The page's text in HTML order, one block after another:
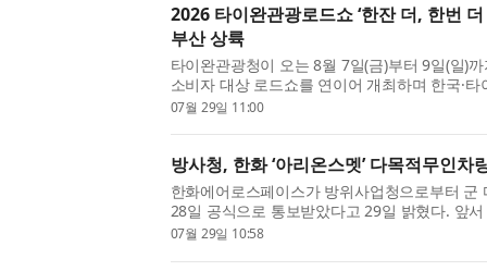
2026 타이완관광로드쇼 ‘한잔 더, 한번
부산 상륙
타이완관광청이 오는 8월 7일(금)부터 9일(일)
소비자 대상 로드쇼를 연이어 개최하며 한국·
한·타이완 관광 교류, 부산에서 한층 뜨거워진
07월 29일 11:00
방사청, 한화 ‘아리온스멧’ 다목적무인차
한화에어로스페이스가 방위사업청으로부터
28일 공식으로 통보받았다고 29일 밝혔다. 앞
위원회를 열고 한화에어로스페이스‘아리온스
07월 29일 10:58